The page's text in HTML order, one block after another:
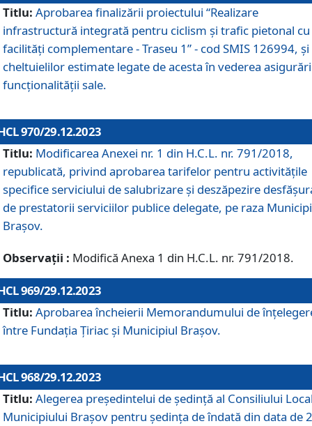
Titlu: Aprobarea finalizării proiectului “Realizare
infrastructură integrată pentru ciclism şi trafic pietonal cu
facilităţi complementare - Traseu 1” - cod SMIS 126994, și
cheltuielilor estimate legate de acesta în vederea
funcționalității sale.
970/29.12.2023
Titlu: Modificarea Anexei nr. 1 din H.C.L. nr. 791/2018,
republicată, privind aprobarea tarifelor pentru activitățile
specifice serviciului de salubrizare și deszăpezire
de prestatorii serviciilor publice delegate, pe raza
Brașov.
Observații : Modifică Anexa 1 din H.C.L. nr. 791/2018.
969/29.12.2023
Titlu: Aprobarea încheierii Memorandumului de
între Fundația Țiriac și Municipiul Brașov.
968/29.12.2023
Titlu: Alegerea preşedintelui de şedinţă al Consiliului
Municipiului Braşov pentru ședința de îndată din data de